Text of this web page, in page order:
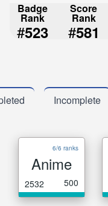
Badge
Rank
#523
Score
Rank
#581
Incomplete
6/6 ranks
Anime
2532 500